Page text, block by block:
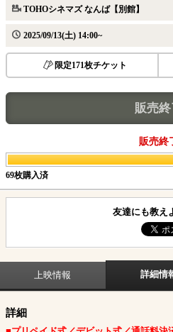
TOHOシネマズ なんば【別館】
2025/09/13(土) 14:00~
限定171枚チケット
販売終
販売終
69枚購入済
友達にも教え
上映情報 詳細情
詳細